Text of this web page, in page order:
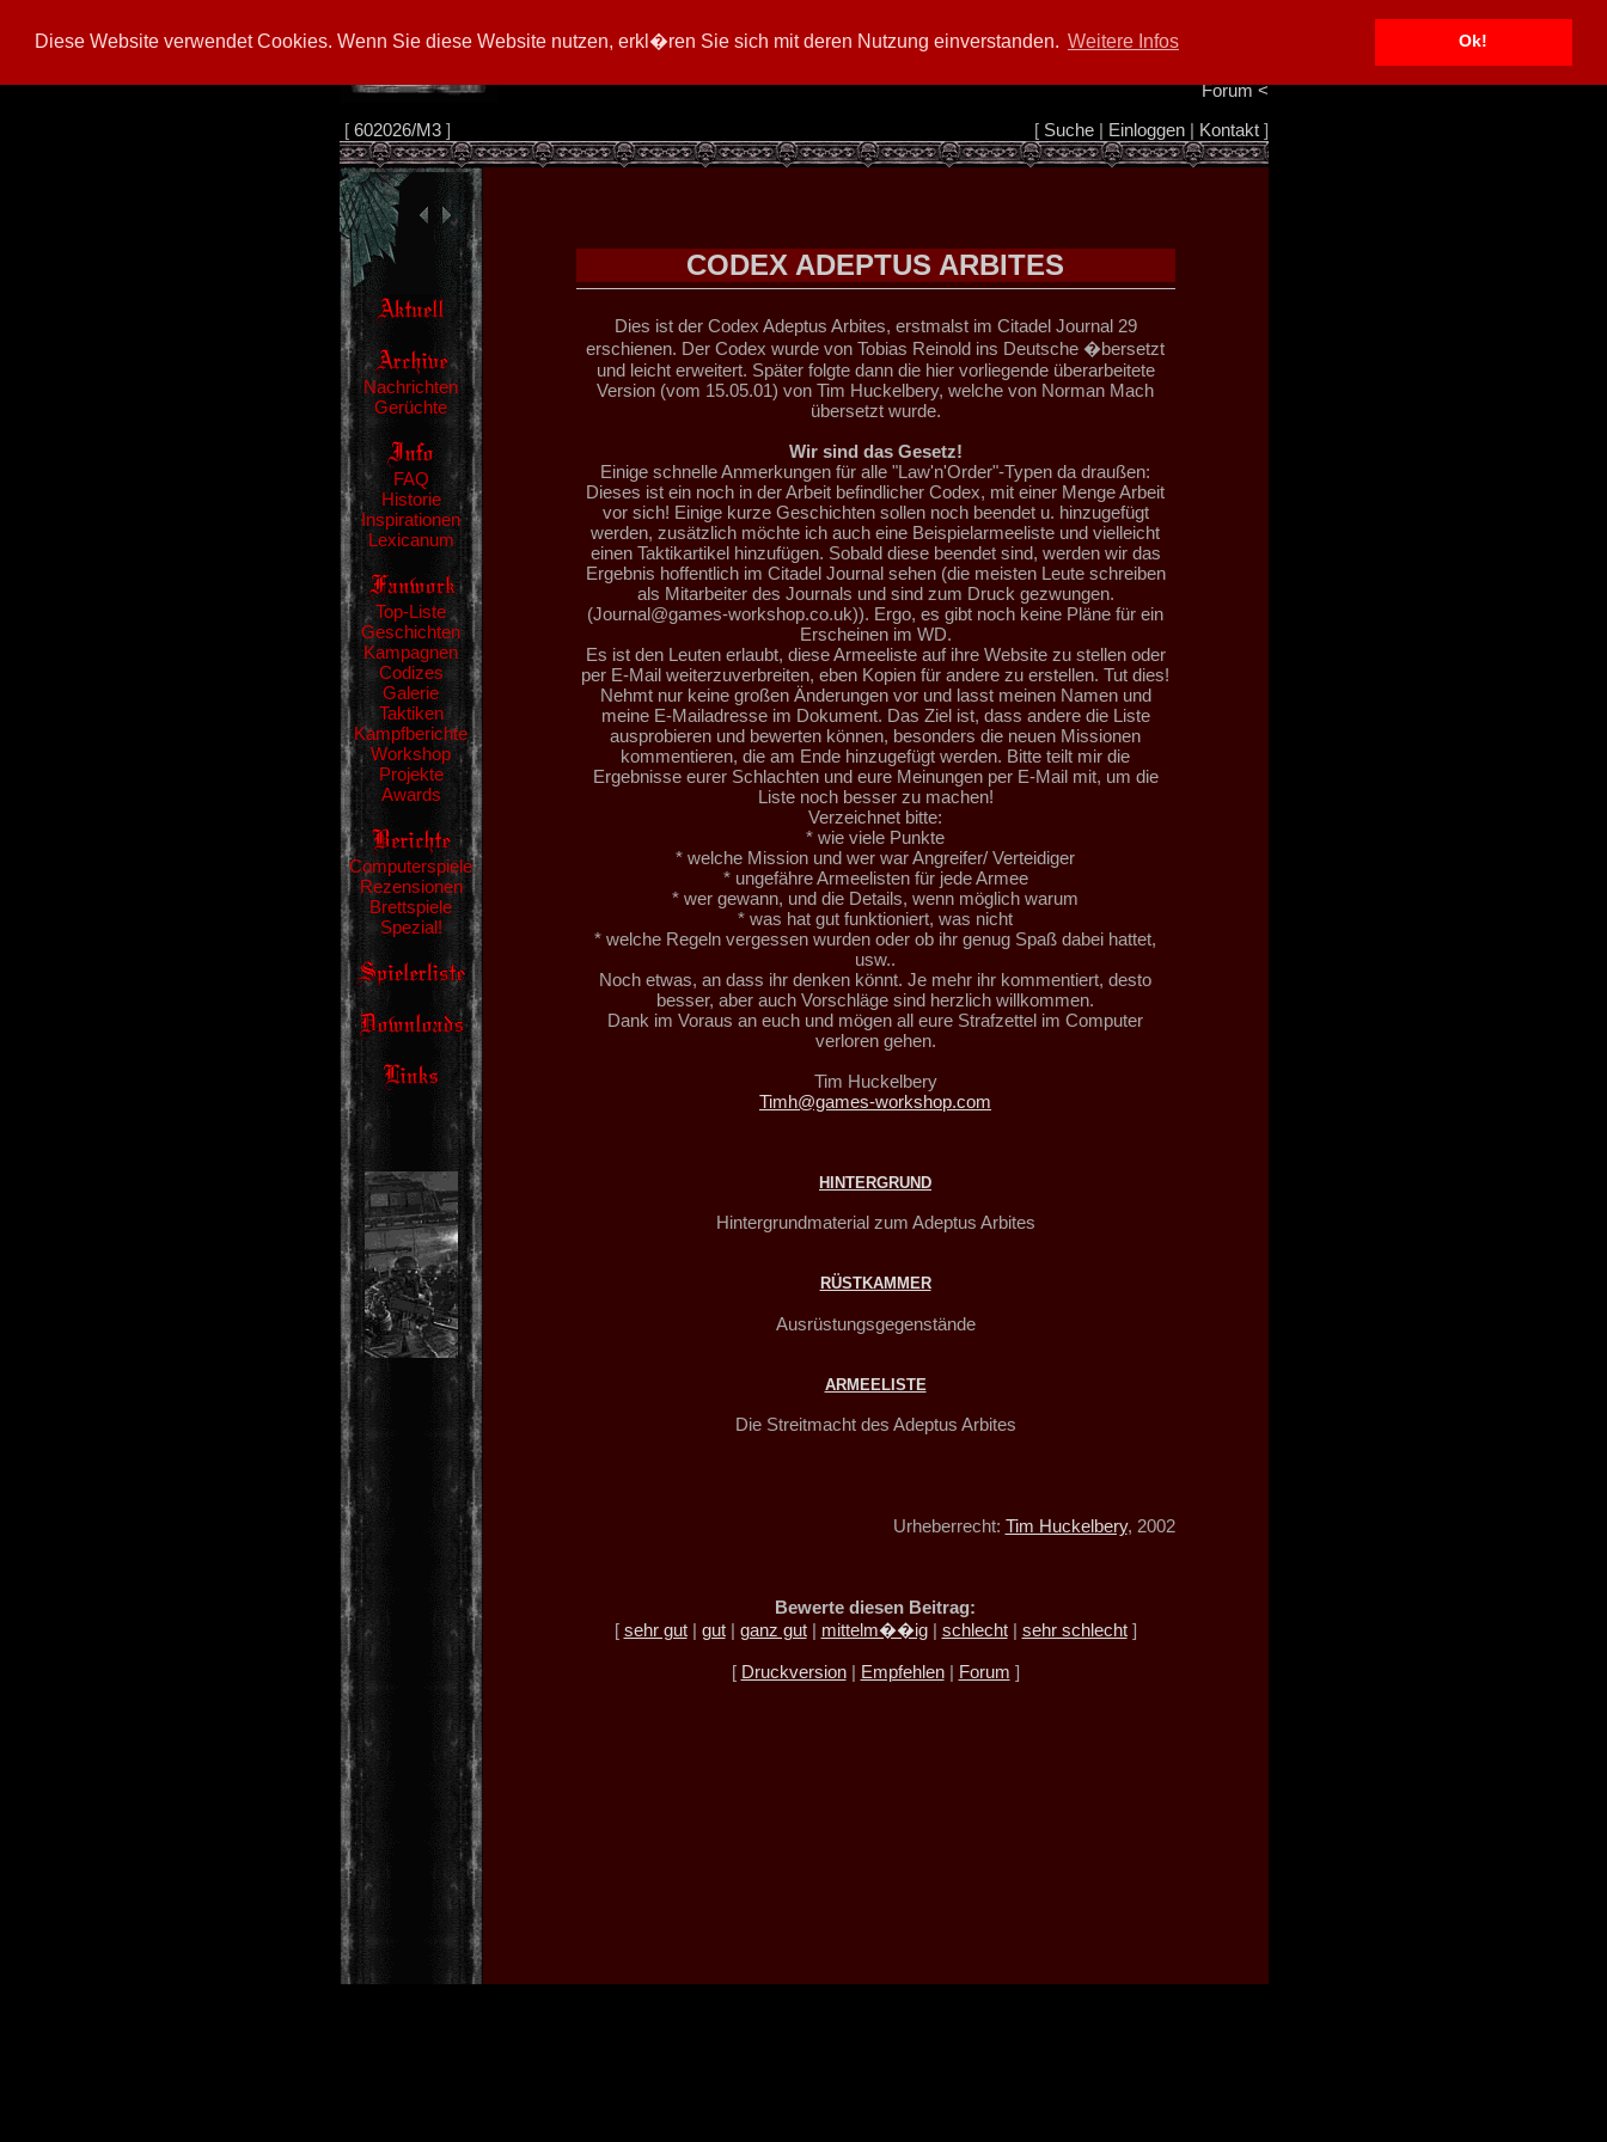
Diese Website verwendet Cookies. Wenn Sie diese Website nutzen, erkl�ren Sie sich mit deren Nutzung einverstanden. Weitere Infos Ok!
Info/Impressum
Forum<
[ 602026/M3] [ Suche| Einloggen| Kontakt]
Nachrichten
Gerüchte
FAQ
Historie
Inspirationen
Lexicanum
Top-Liste
Geschichten
Kampagnen
Codizes
Galerie
Taktiken
Kampfberichte
Workshop
Projekte
Awards
Computerspiele
Rezensionen
Brettspiele
Spezial!
CODEX ADEPTUS ARBITES
Dies ist der Codex Adeptus Arbites, erstmalst im Citadel Journal 29
erschienen. Der Codex wurde von Tobias Reinold ins Deutsche �bersetzt
und leicht erweitert. Später folgte dann die hier vorliegende überarbeitete
Version (vom 15.05.01) von Tim Huckelbery, welche von Norman Mach
übersetzt wurde.
Wir sind das Gesetz!
Einige schnelle Anmerkungen für alle "Law'n'Order"-Typen da draußen:
Dieses ist ein noch in der Arbeit befindlicher Codex, mit einer Menge Arbeit
vor sich! Einige kurze Geschichten sollen noch beendet u. hinzugefügt
werden, zusätzlich möchte ich auch eine Beispielarmeeliste und vielleicht
einen Taktikartikel hinzufügen. Sobald diese beendet sind, werden wir das
Ergebnis hoffentlich im Citadel Journal sehen (die meisten Leute schreiben
als Mitarbeiter des Journals und sind zum Druck gezwungen.
(Journal@games-workshop.co.uk)). Ergo, es gibt noch keine Pläne für ein
Erscheinen im WD.
Es ist den Leuten erlaubt, diese Armeeliste auf ihre Website zu stellen oder
per E-Mail weiterzuverbreiten, eben Kopien für andere zu erstellen. Tut dies!
Nehmt nur keine großen Änderungen vor und lasst meinen Namen und
meine E-Mailadresse im Dokument. Das Ziel ist, dass andere die Liste
ausprobieren und bewerten können, besonders die neuen Missionen
kommentieren, die am Ende hinzugefügt werden. Bitte teilt mir die
Ergebnisse eurer Schlachten und eure Meinungen per E-Mail mit, um die
Liste noch besser zu machen!
Verzeichnet bitte:
* wie viele Punkte
* welche Mission und wer war Angreifer/ Verteidiger
* ungefähre Armeelisten für jede Armee
* wer gewann, und die Details, wenn möglich warum
* was hat gut funktioniert, was nicht
* welche Regeln vergessen wurden oder ob ihr genug Spaß dabei hattet,
usw..
Noch etwas, an dass ihr denken könnt. Je mehr ihr kommentiert, desto
besser, aber auch Vorschläge sind herzlich willkommen.
Dank im Voraus an euch und mögen all eure Strafzettel im Computer
verloren gehen.
Tim Huckelbery
Timh@games-workshop.com
HINTERGRUND
Hintergrundmaterial zum Adeptus Arbites
RÜSTKAMMER
Ausrüstungsgegenstände
ARMEELISTE
Die Streitmacht des Adeptus Arbites
Urheberrecht: Tim Huckelbery, 2002
Bewerte diesen Beitrag:
[ sehr gut| gut| ganz gut| mittelm��ig| schlecht| sehr schlecht]
[ Druckversion| Empfehlen| Forum ]